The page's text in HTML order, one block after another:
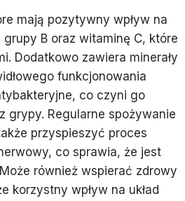
mają pozytywny wpływ na
B oraz witaminę C, które
Dodatkowo zawiera minerały
funkcjonowania
co czyni go
grypy. Regularne spożywanie
przyspieszyć proces
co sprawia, że jest
również wspierać zdrowy
korzystny wpływ na układ